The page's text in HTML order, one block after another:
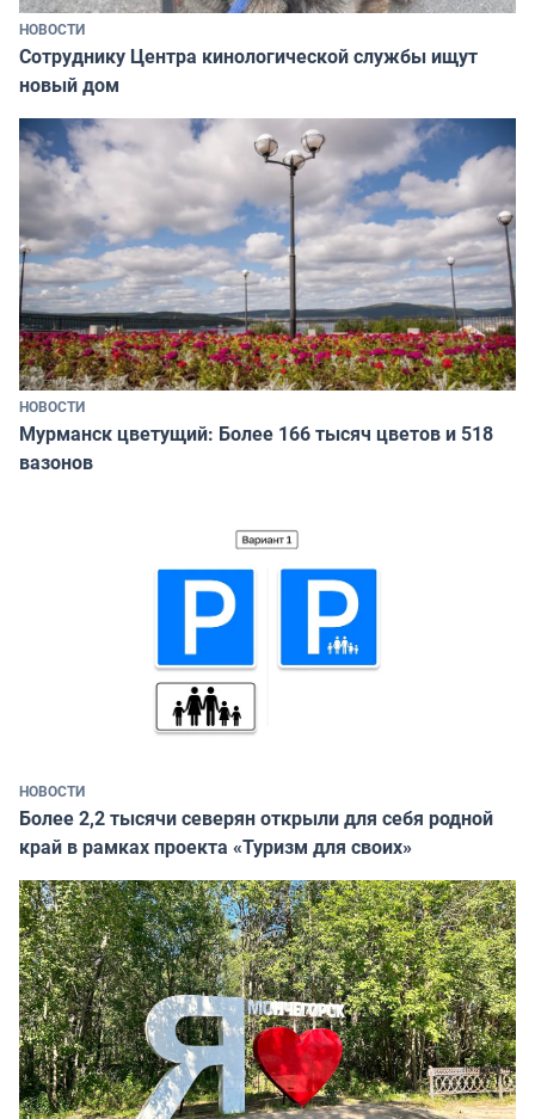
НОВОСТИ
Сотруднику Центра кинологической службы ищут
новый дом
НОВОСТИ
Мурманск цветущий: Более 166 тысяч цветов и 518
вазонов
НОВОСТИ
Более 2,2 тысячи северян открыли для себя родной
край в рамках проекта «Туризм для своих»